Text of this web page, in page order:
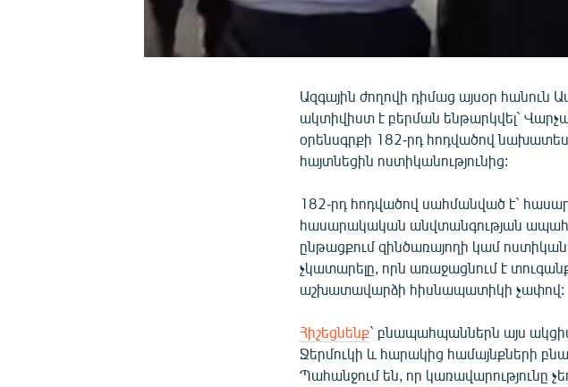
Ազգային ժողովի դիմաց այսօր հանուն
ակտիվիստ է բերման ենթարկվել`
օրենսգրքի 182-րդ հոդվածով
հայտնեցին ոստիկանությունից:
182-րդ հոդվածով սահմանված է`
հասարակական անվտանգության
ընթացքում զինծառայողի կամ
չկատարելը, որն առաջացնում է
աշխատավարձի հիսնապատիկի չափով:
Հիշեցնենք` բնապահպաններն այս
Ջերմուկի և հարակից համայնքների
Պահանջում են, որ կառավարությունը